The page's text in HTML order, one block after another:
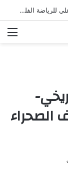
وفد نادي الاستقلال يعود إلى الأردن بعد زيارة رسمية ناجحة إلى العراق | رياضة عربية